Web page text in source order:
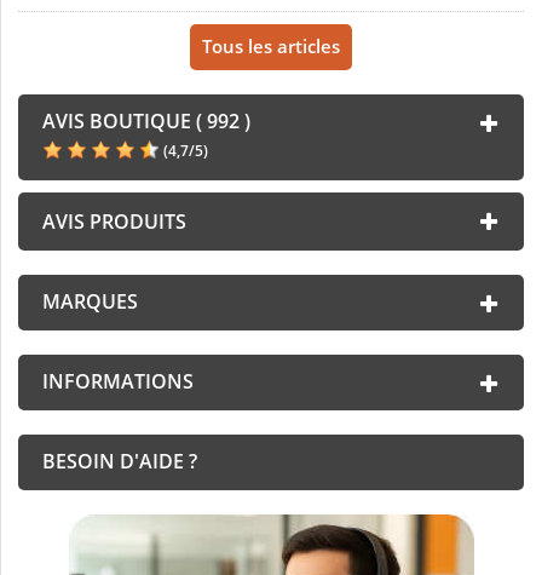
Tous les articles
AVIS BOUTIQUE ( 992 )
(4,7/5)
AVIS PRODUITS
MARQUES
INFORMATIONS
BESOIN D'AIDE ?